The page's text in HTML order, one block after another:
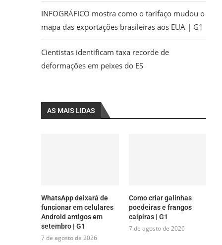
INFOGRÁFICO mostra como o tarifaço mudou o
mapa das exportações brasileiras aos EUA | G1
Cientistas identificam taxa recorde de
deformações em peixes do ES
AS MAIS LIDAS
WhatsApp deixará de
funcionar em celulares
Android antigos em
setembro | G1
7 de agosto de 2026
Como criar galinhas
poedeiras e frangos
caipiras | G1
7 de agosto de 2026